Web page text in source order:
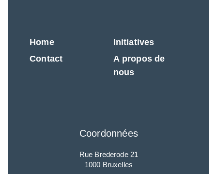
Home
Contact
Initiatives
A propos de
nous
Coordonnées
Rue Brederode 21
1000 Bruxelles